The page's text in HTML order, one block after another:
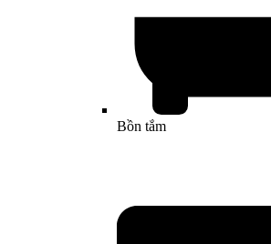
Bồn tắm